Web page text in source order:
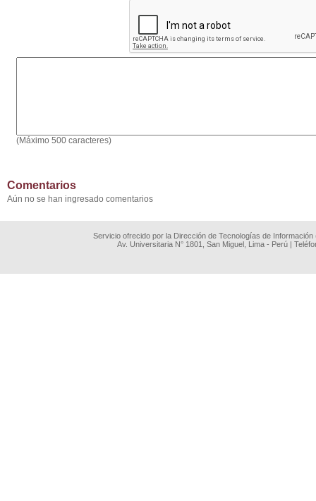
(Máximo 500 caracteres)
Comentarios
Aún no se han ingresado comentarios
Servicio ofrecido por la Dirección de Tecnologías de
Av. Universitaria N° 1801, San Miguel, Lima - Perú |